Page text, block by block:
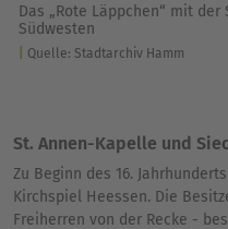
Das „Rote Läppchen“ mit
Südwesten
Quelle: Stadtarchiv Hamm
St. Annen-Kapelle und
Zu Beginn des 16.
Kirchspiel Heessen. Die
Freiherren von der Recke -